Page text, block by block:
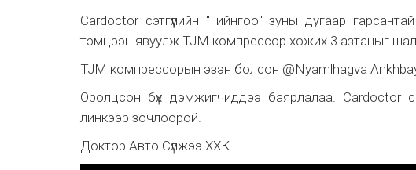
Cardoctor сэтгүүлийн "Гийнгоо" зуны дугаар
тэмцээн явуулж TJM компрессор хожих 3 азтаныг
TJM компрессорын эзэн болсон @Nyamlhagva
Оролцсон бүх дэмжигчиддээ баярлалаа. Cardoctor
линкээр зочлоорой.
Доктор Авто Сүлжээ ХХК